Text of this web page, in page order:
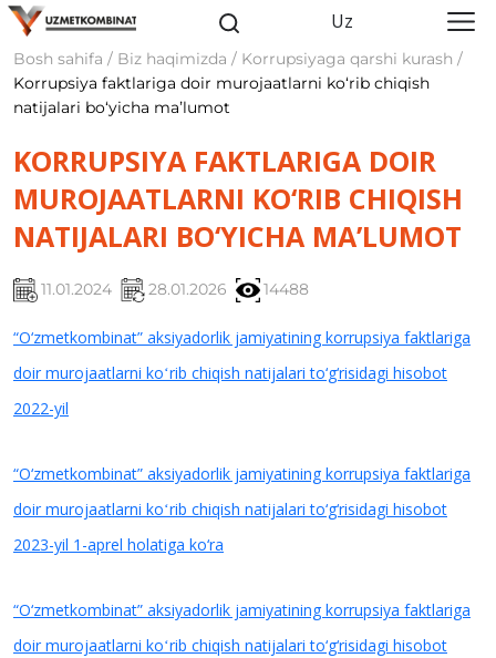
Uz
Bosh sahifa / Biz haqimizda / Korrupsiyaga qarshi kurash /
Korrupsiya faktlariga doir murojaatlarni ko‘rib chiqish
natijalari bo‘yicha maʼlumot
KORRUPSIYA FAKTLARIGA DOIR
MUROJAATLARNI KO‘RIB CHIQISH
NATIJALARI BO‘YICHA MAʼLUMOT
11.01.2024 28.01.2026 14488
“O‘zmetkombinat” aksiyadorlik jamiyatining korrupsiya faktlariga
doir murojaatlarni koʻrib chiqish natijalari to‘g‘risidagi hisobot
2022-yil
“O‘zmetkombinat” aksiyadorlik jamiyatining korrupsiya faktlariga
doir murojaatlarni koʻrib chiqish natijalari to‘g‘risidagi hisobot
2023-yil 1-aprel holatiga ko‘ra
“O‘zmetkombinat” aksiyadorlik jamiyatining korrupsiya faktlariga
doir murojaatlarni koʻrib chiqish natijalari to‘g‘risidagi hisobot